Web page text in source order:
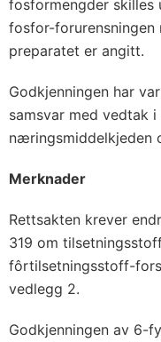
fosformengder skilles
fosfor-forurensningen
preparatet er angitt.
Godkjenningen har
samsvar med vedtak
næringsmiddelkjeden
Merknader
Rettsakten krever
319 om
fôrtilsetningsstoff-
vedlegg 2.
Godkjenningen av 6-